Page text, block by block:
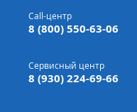
г. Вязники,ул.
Доставка а/м,по всей России
Call-центр
8 (800) 550-63-06
Сервисный центр
8 (930) 224-69-66